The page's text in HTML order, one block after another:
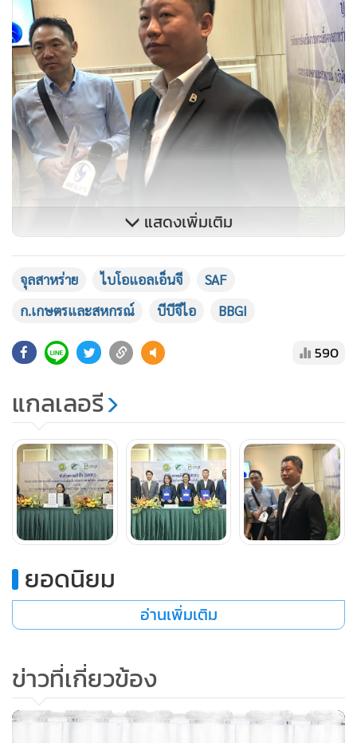
นายเดชพนต์กล่าวถึงความคืบหน้าโครงการผลิตน้ำมัน
อากาศยานยั่งยืน หรือ SAF ที่ BBGI ถือหุ้น 20% และบางจากฯ
ถือหุ้น 80% ว่า ขณะนี้อยู่ในช่วงสุดท้ายการก่อสร้างโรงงาน SAF
ที่ก่อสร้างคืบหน้าไป 96-97% คาดว่าภายในปลายปี 2568 จะ
เครื่องจักรก่อนผลิตเชิงพาณิชย์ (COD) ในไตรมาส 2/2569
แสดงเพิ่มเติม
จุลสาหร่าย ไบโอแอลเอ็นจี
SAF
ก.เกษตรและสหกรณ์
บีบีจีไอ BBGI
590
แกลเลอรี
ยอดนิยม
อ่านเพิ่มเติม
ข่าวที่เกี่ยวข้อง